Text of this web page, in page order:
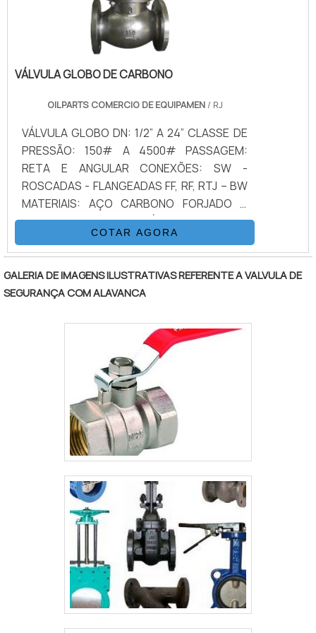
apontada de forma positiva no mercado
pela seriedade e qualidade que garante o
sucesso dos clientes de ponta a ponta.
ALLOYS ESPECIAIS CONFORME CONSULTA
REVESTIMENTOS: PTFE / CERÂMICA, ENP...
SEDE: PTFE, RPTFE, METAL X METAL,
DEVLON, PEEK, NYLON ACIONAMENTO:
ALAVANCA – CAIXA REDUTORA COM
VÁLVULA GLOBO DE CARBONO
OILPARTS COMERCIO DE EQUIPAMEN/ RJ
VÁLVULA GLOBO DN: 1/2” A 24” CLASSE DE
PRESSÃO: 150# A 4500# PASSAGEM:
RETA E ANGULAR CONEXÕES: SW -
ROSCADAS - FLANGEADAS FF, RF, RTJ – BW
MATERIAIS: AÇO CARBONO FORJADO &
FUNDIDO – AÇO INOXIDÁVEL – DUPLEX &
SUPER DUPLEX –
ALUMÍNIO/BRONZE/NÍQUEL – TITANIUM –
ALLOYS ESPECIAIS CONFORME CONSULTA
ACIONAMENTO: MANUAL
COTAR AGORA
GALERIA DE IMAGENS ILUSTRATIVAS REFERENTE A VALVULA DE
SEGURANÇA COM ALAVANCA